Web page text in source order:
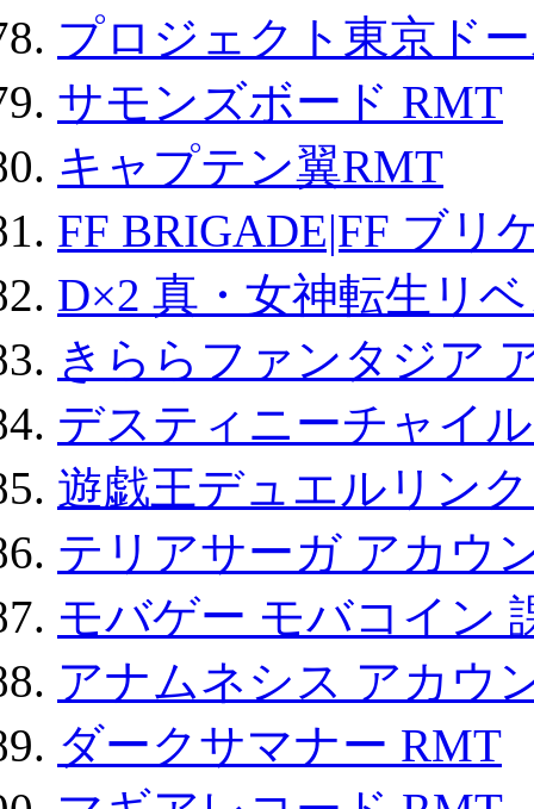
プロジェクト東京ド
サモンズボード RMT
キャプテン翼RMT
FF BRIGADE|FF ブリ
D×2 真・女神転生リ
きららファンタジア
デスティニーチャイ
遊戯王デュエルリン
テリアサーガ アカウ
モバゲー モバコイン
アナムネシス アカウ
ダークサマナー RMT